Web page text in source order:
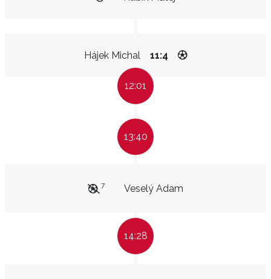
Hájek Michal 11:4
12:01
13:40
Veselý Adam
7
14:28